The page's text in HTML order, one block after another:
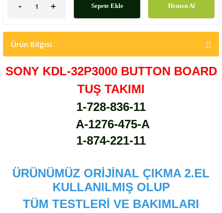
Sepete Ekle Hemen Al
Ürün Bilgisi
SONY KDL-32P3000 BUTTON BOARD
TUŞ TAKIMI
1-728-836-11
A-1276-475-A
1-874-221-11
ÜRÜNÜMÜZ ORİJİNAL ÇIKMA 2.EL
KULLANILMIŞ OLUP
TÜM TESTLERİ VE BAKIMLARI